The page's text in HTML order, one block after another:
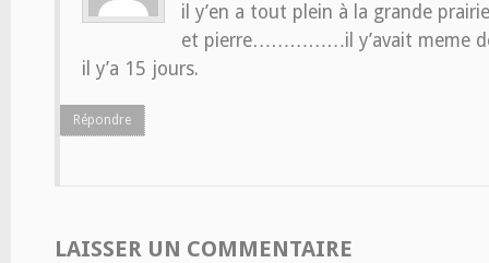
il y’en a tout plein à la grande
et pierre……………il y’avait meme
il y’a 15 jours.
Répondre
LAISSER UN COMMENTAIRE